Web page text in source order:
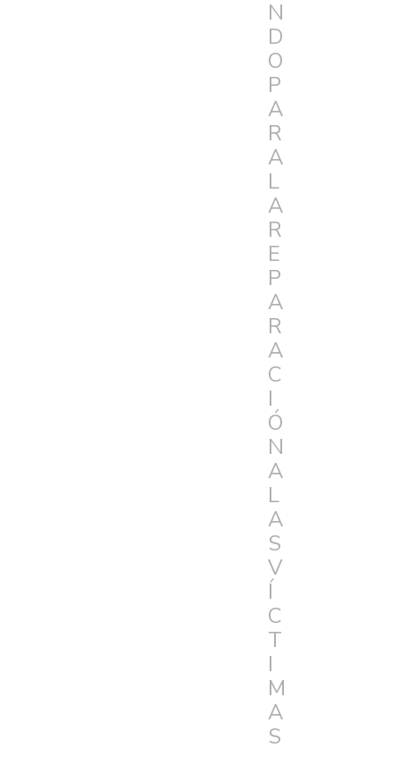
N
D
O
P
A
R
A
L
A
R
E
P
A
R
A
C
I
Ó
N
A
L
A
S
V
Í
C
T
I
M
A
S